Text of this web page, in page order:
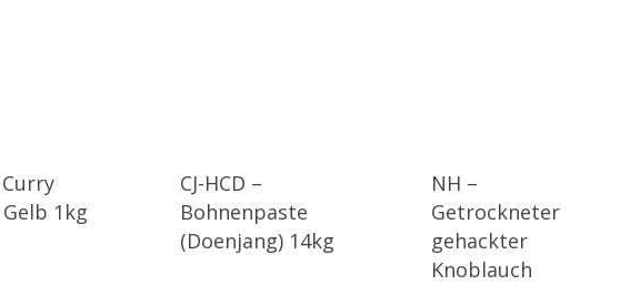
Curry
1kg
CJ-HCD –
Bohnenpaste
(Doenjang) 14kg
NH –
Getrockneter
gehackter
Knoblauch